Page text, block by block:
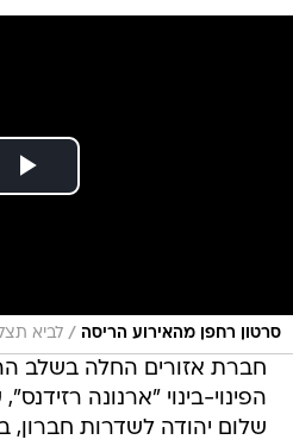
סרטון רחפן מהאירוע הריסה / לביא
חברת אזורים החלה בשלב
הפינוי-בינוי "ארנונה
שלום יהודה לשדרות חברון,